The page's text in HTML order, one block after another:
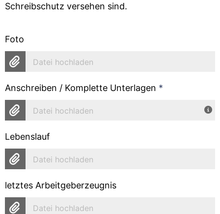
Schreibschutz versehen sind.
Foto
Datei hochladen
Anschreiben / Komplette Unterlagen *
Datei hochladen
Lebenslauf
Datei hochladen
letztes Arbeitgeberzeugnis
Datei hochladen